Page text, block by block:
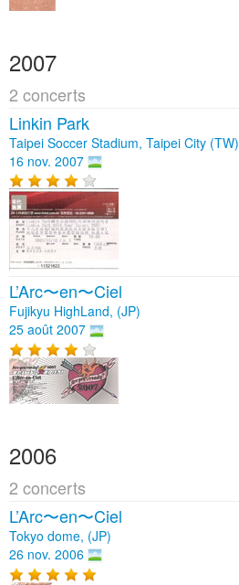
2007
2 concerts
Linkin Park
Taipei Soccer Stadium, Taipei City (TW)
16 nov. 2007
L’Arc〜en〜Ciel
Fujikyu HighLand, (JP)
25 août 2007
2006
2 concerts
L’Arc〜en〜Ciel
Tokyo dome, (JP)
26 nov. 2006